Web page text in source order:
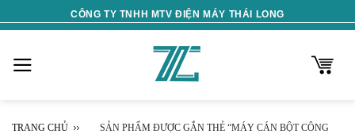
to
CÔNG TY TNHH MTV ĐIỆN MÁY THÁI LONG
TRANG CHỦ
SẢN PHẨM ĐƯỢC GẮN THẺ “MÁY CÁN BỘT CÔNG